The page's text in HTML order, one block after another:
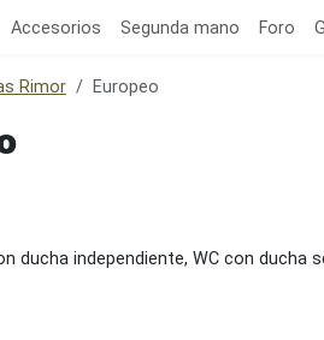
Accesorios Segunda mano Foro
Rimor Europeo
ducha independiente, WC con ducha